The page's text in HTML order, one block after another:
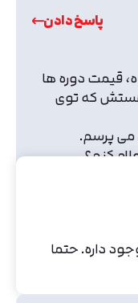
پاسخ دادن
قیمت دوره ها
که توی
می پرسم.
کنم؟
داره. حتما